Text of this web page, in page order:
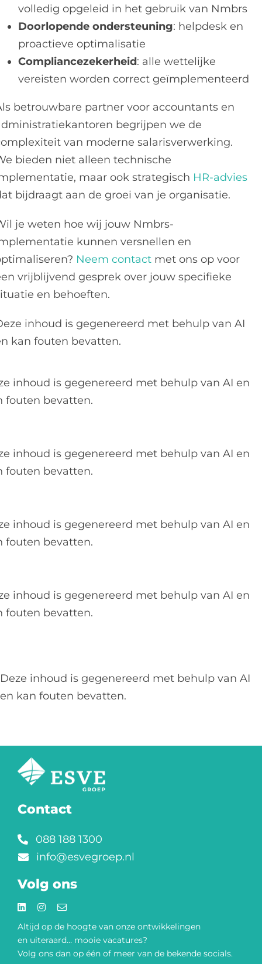
volledig opgeleid in het gebruik van Nmbrs
Doorlopende ondersteuning: helpdesk en
proactieve optimalisatie
Compliancezekerheid: alle wettelijke
vereisten worden correct geïmplementeerd
betrouwbare partner voor accountants en
begrijpen we de
van moderne salarisverwerking.
bieden niet alleen technische
maar ook strategisch HR-advies
bijdraagt aan de groei van je organisatie.
je weten hoe wij jouw Nmbrs-
kunnen versnellen en
Neem contact met ons op voor
vrijblijvend gesprek over jouw specifieke
en behoeften.
inhoud is gegenereerd met behulp van AI
kan fouten bevatten.
inhoud is gegenereerd met behulp van AI en
fouten bevatten.
inhoud is gegenereerd met behulp van AI en
fouten bevatten.
inhoud is gegenereerd met behulp van AI en
fouten bevatten.
inhoud is gegenereerd met behulp van AI en
fouten bevatten.
Deze inhoud is gegenereerd met behulp van AI
en kan fouten bevatten.
Contact
088 188 1300
info@esvegroep.nl
Volg ons
Altijd op de hoogte van onze ontwikkelingen
en uiteraard… mooie vacatures?
Volg ons dan op één of meer van de bekende socials.​